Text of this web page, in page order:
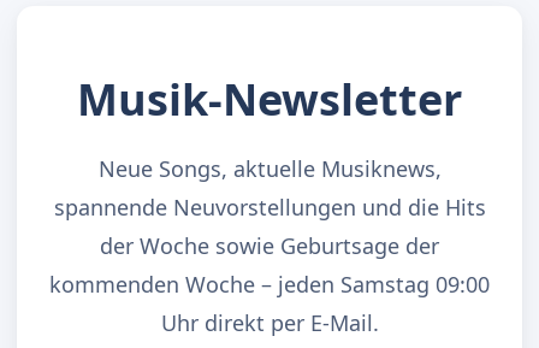
Musik-Newsletter
Neue Songs, aktuelle Musiknews,
spannende Neuvorstellungen und die Hits
der Woche sowie Geburtsage der
kommenden Woche – jeden Samstag 09:00
Uhr direkt per E-Mail.